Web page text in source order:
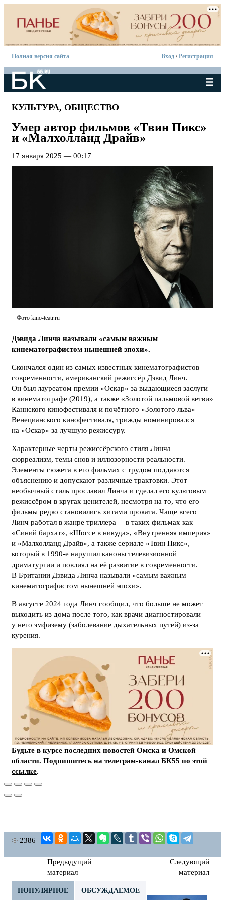
Полная версия сайта Вход /Регистрация
КУЛЬТУРА, ОБЩЕСТВО
Умер автор фильмов «Твин Пикс»
и «Малхолланд Драйв»
17 января 2025 — 00:17
Фото kino-teatr.ru
Дэвида Линча называли «самым важным
кинематографистом нынешней эпохи».
Скончался один из самых известных кинематографистов
современности, американский режиссёр Дэвид Линч.
Он был лауреатом премии «Оскар» за выдающиеся заслуги
в кинематографе (2019), а также «Золотой пальмовой ветви»
Каннского кинофестиваля и почётного «Золотого льва»
Венецианского кинофестиваля, трижды номинировался
на «Оскар» за лучшую режиссуру.
Характерные черты режиссёрского стиля Линча —
сюрреализм, темы снов и иллюзорности реальности.
Элементы сюжета в его фильмах с трудом поддаются
объяснению и допускают различные трактовки. Этот
необычный стиль прославил Линча и сделал его культовым
режиссёром в кругах ценителей, несмотря на то, что его
фильмы редко становились хитами проката. Чаще всего
Линч работал в жанре триллера— в таких фильмах как
«Синий бархат», «Шоссе в никуда», «Внутренняя империя»
и «Малхолланд Драйв», а также сериале «Твин Пикс»,
который в 1990-е нарушил каноны телевизионной
драматургии и повлиял на её развитие в современности.
В Британии Дэвида Линча называли «самым важным
кинематографистом нынешней эпохи».
В августе 2024 года Линч сообщил, что больше не может
выходить из дома после того, как врачи диагностировали
у него эмфизему (заболевание дыхательных путей) из-за
курения.
Будьте в курсе последних новостей Омска и Омской
области. Подпишитесь на телеграм-канал БК55 по этой
ссылке.
2386
Предыдущий
материал
Следующий
материал
ПОПУЛЯРНОЕ ОБСУЖДАЕМОЕ